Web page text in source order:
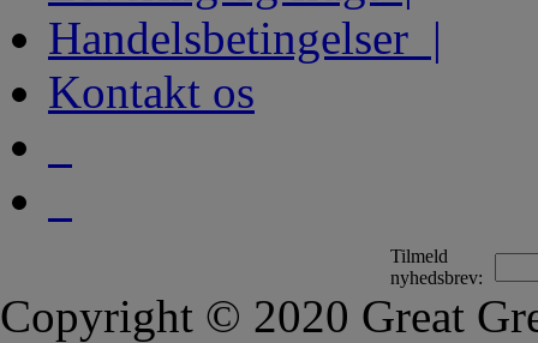
Handelsbetingelser |
Kontakt os
Tilmeld
nyhedsbrev:
Copyright © 2020 Great